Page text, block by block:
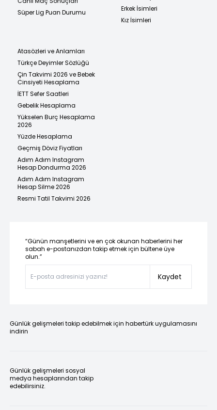
Süper Lig Puan Durumu
Erkek İsimleri
Kız İsimleri
Atasözleri ve Anlamları
Türkçe Deyimler Sözlüğü
Çin Takvimi 2026 ve Bebek
Cinsiyeti Hesaplama
İETT Sefer Saatleri
Gebelik Hesaplama
Yükselen Burç Hesaplama
2026
Yüzde Hesaplama
Geçmiş Döviz Fiyatları
Adım Adım Instagram
Hesap Dondurma 2026
Adım Adım Instagram
Hesap Silme 2026
Resmi Tatil Takvimi 2026
“Günün manşetlerini ve en çok okunan haberlerini her
sabah e-postanızdan takip etmek için bültene üye
olun.”
Kaydet
Günlük gelişmeleri takip edebilmek için habertürk uygulamasını
indirin
Günlük gelişmeleri sosyal
medya hesaplarından takip
edebilirsiniz.